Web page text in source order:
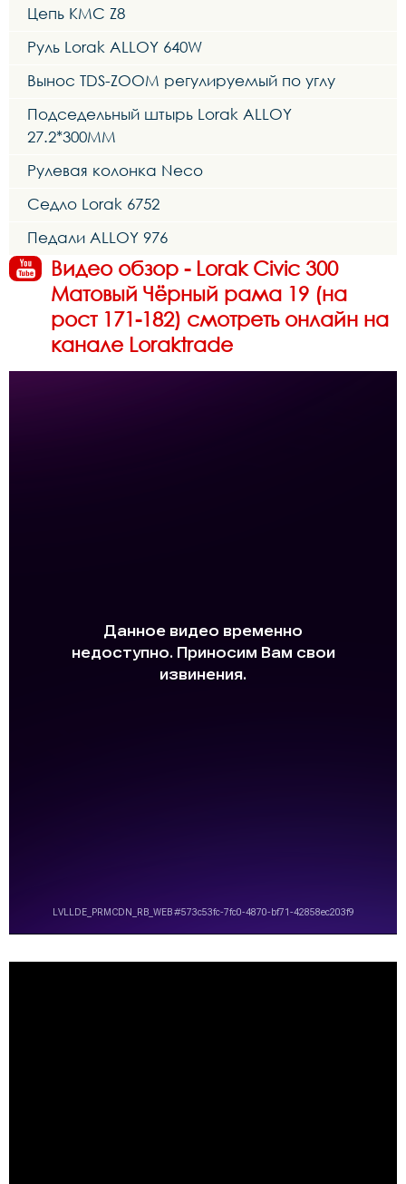
Цепь KMC Z8
Руль Lorak ALLOY 640W
Вынос TDS-ZOOM регулируемый по углу
Подседельный штырь Lorak ALLOY
27.2*300MM
Рулевая колонка Neco
Седло Lorak 6752
Педали ALLOY 976
Видео обзор - Lorak Civic 300
Матовый Чёрный рама 19 (на
рост 171-182) смотреть онлайн на
канале Loraktrade